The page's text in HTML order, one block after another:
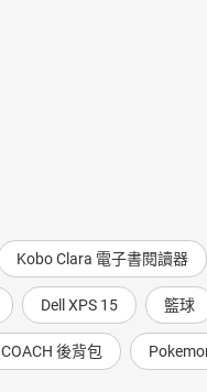
Kobo Clara 電子書閱讀器
Dell XPS 15 籃球
COACH 後背包